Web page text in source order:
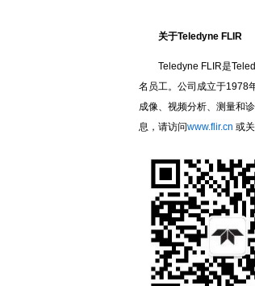
关于Teledyne FLIR
Teledyne FLIR是
名员工。公司成立于1978
成像、视频分析、测量和
息，请访问www.flir.cn 或